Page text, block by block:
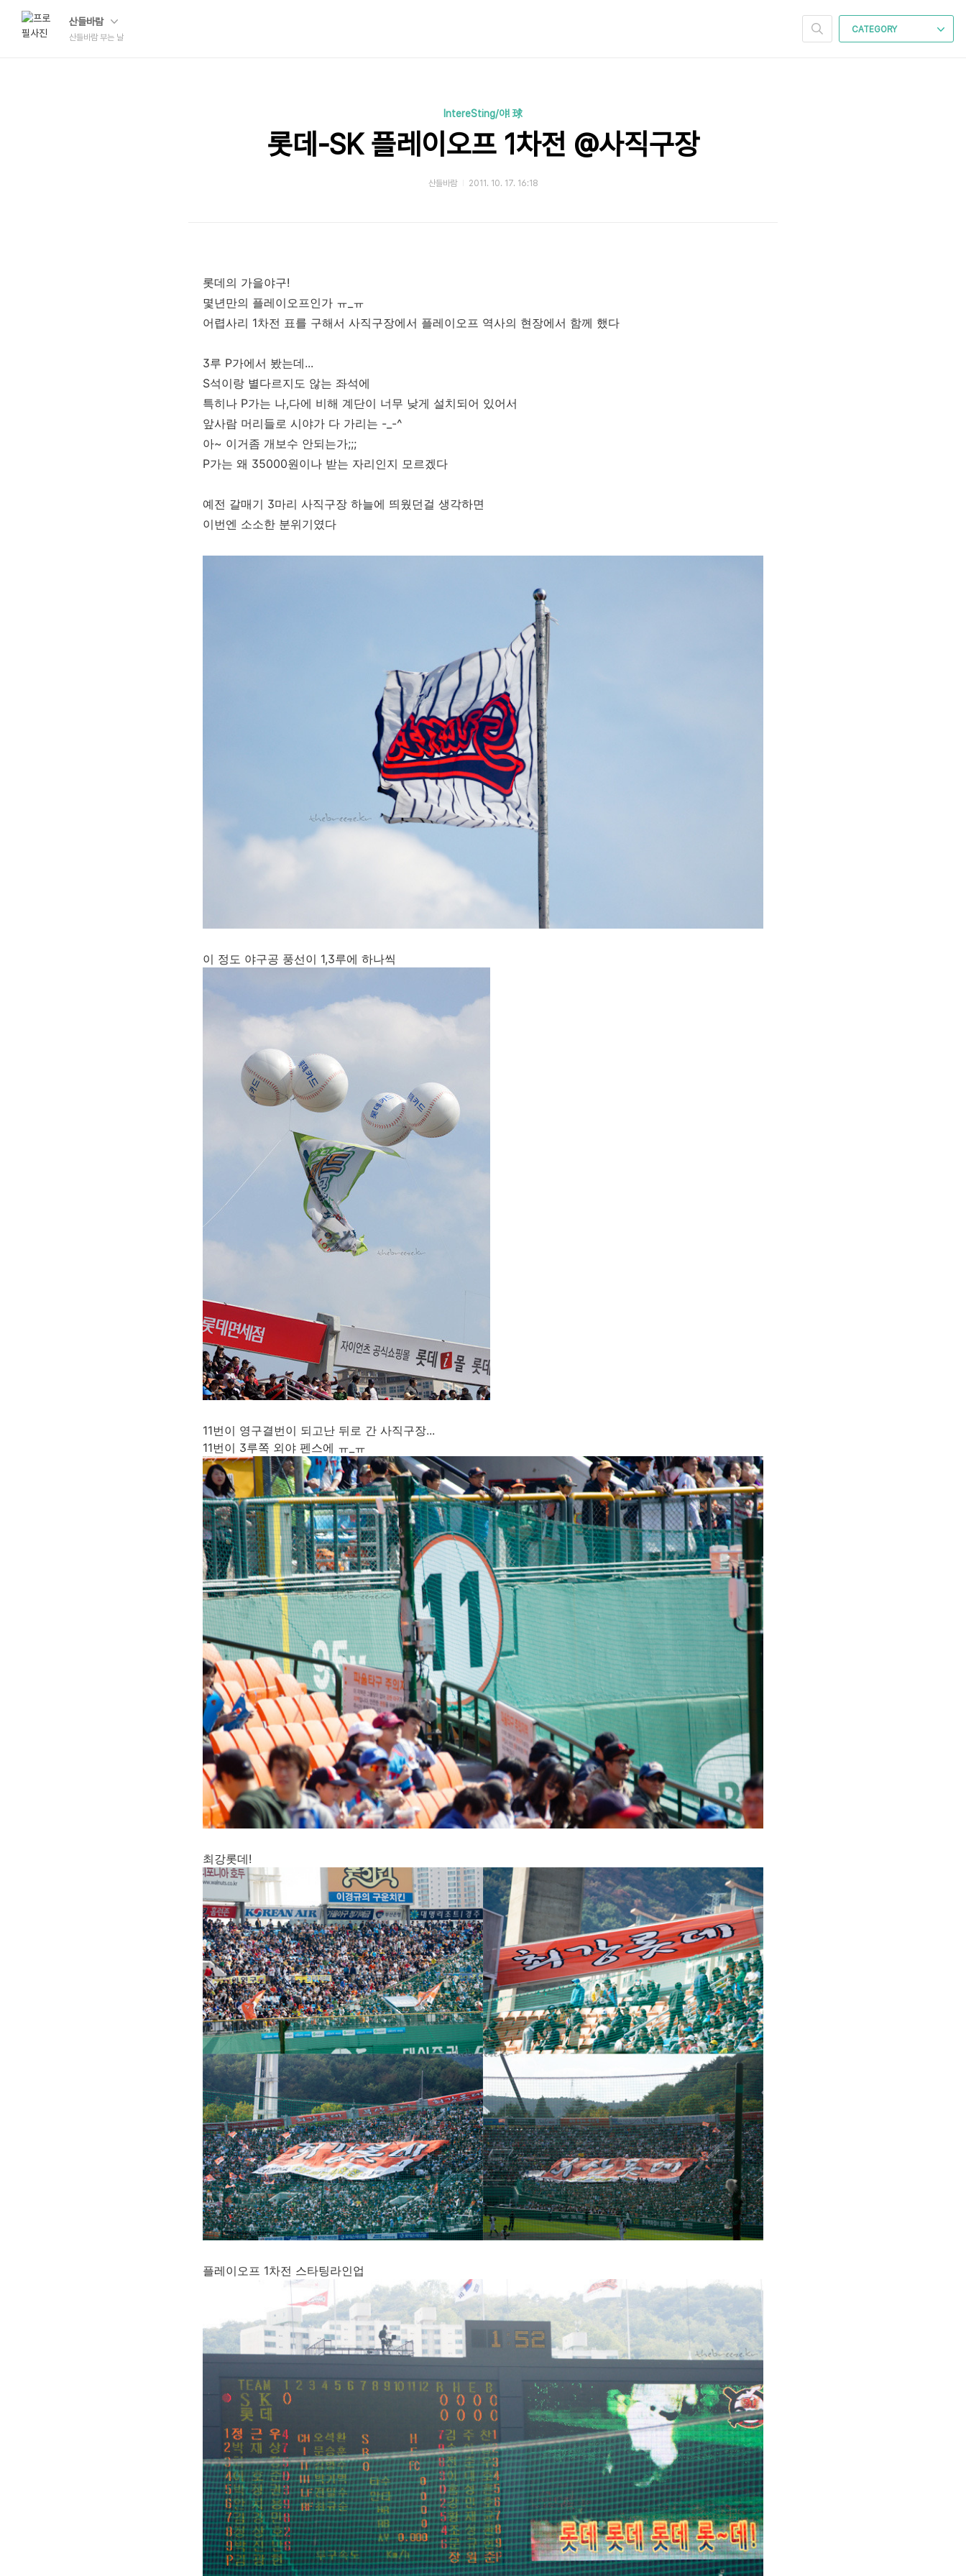
산들바람
산들바람 부는 날
CATEGORY
IntereSting/야! 球
롯데-SK 플레이오프 1차전 @사직구장
산들바람 2011. 10. 17. 16:18
롯데의 가을야구!
몇년만의 플레이오프인가 ㅠ_ㅠ
어렵사리 1차전 표를 구해서 사직구장에서 플레이오프 역사의 현장에서 함께 했다
3루 P가에서 봤는데...
S석이랑 별다르지도 않는 좌석에
특히나 P가는 나,다에 비해 계단이 너무 낮게 설치되어 있어서
앞사람 머리들로 시야가 다 가리는 -_-^
아~ 이거좀 개보수 안되는가;;;
P가는 왜 35000원이나 받는 자리인지 모르겠다
예전 갈매기 3마리 사직구장 하늘에 띄웠던걸 생각하면
이번엔 소소한 분위기였다
이 정도 야구공 풍선이 1,3루에 하나씩
11번이 영구결번이 되고난 뒤로 간 사직구장...
11번이 3루쪽 외야 펜스에 ㅠ_ㅠ
최강롯데!
플레이오프 1차전 스타팅라인업